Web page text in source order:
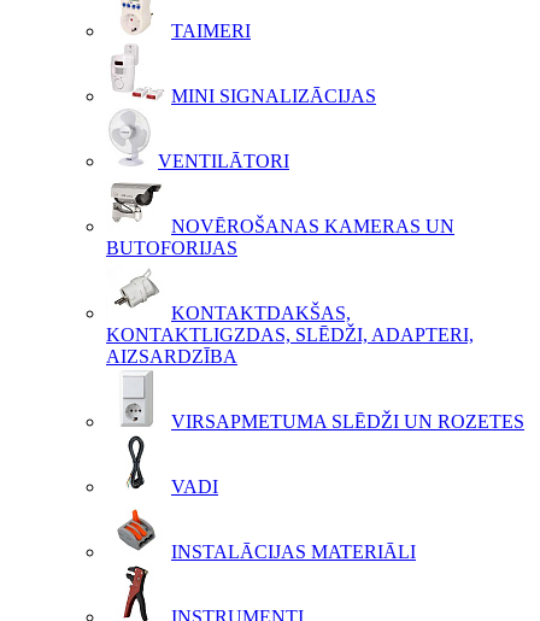
TAIMERI
MINI SIGNALIZĀCIJAS
VENTILĀTORI
NOVĒROŠANAS KAMERAS UN
BUTOFORIJAS
KONTAKTDAKŠAS,
KONTAKTLIGZDAS, SLĒDŽI, ADAPTERI,
AIZSARDZĪBA
VIRSAPMETUMA SLĒDŽI UN ROZETES
VADI
INSTALĀCIJAS MATERIĀLI
INSTRUMENTI